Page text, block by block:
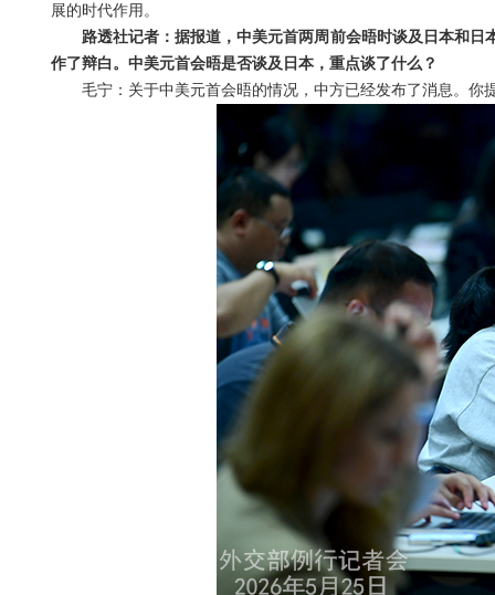
展的时代作用。
路透社记者：据报道，中美元首两周前会晤时谈及日本和
作了辩白。中美元首会晤是否谈及日本，重点谈了什么？
毛宁：关于中美元首会晤的情况，中方已经发布了消息。